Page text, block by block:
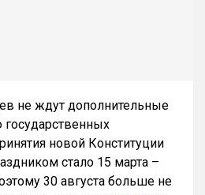
не ждут дополнительные
новой Конституции
стало 15 марта –
30 августа больше не